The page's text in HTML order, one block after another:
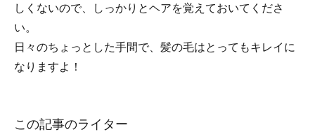
しくないので、しっかりとヘアを覚えておいてくださ
い。
日々のちょっとした手間で、髪の毛はとってもキレイに
なりますよ！
この記事のライター